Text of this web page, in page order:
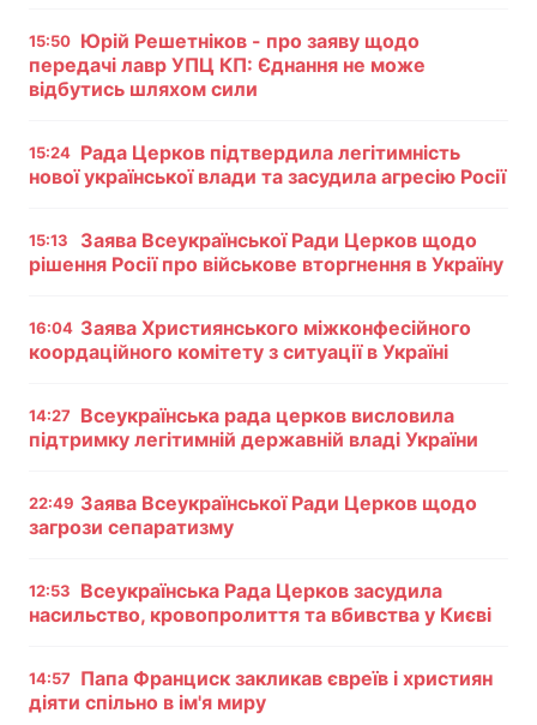
Тема оформлення
15:50 Юрій Решетніков - про заяву щодо
передачі лавр УПЦ КП: Єднання не може
відбутись шляхом сили
15:24 Рада Церков підтвердила легітимність
нової української влади та засудила агресію Росії
15:13
Заява Всеукраїнської Ради Церков щодо
рішення Росії про військове вторгнення в Україну
16:04 Заява Християнського міжконфесійного
коордаційного комітету з ситуації в Україні
14:27
Всеукраїнська рада церков висловила
підтримку легітимній державній владі України
22:49 Заява Всеукраїнської Ради Церков щодо
загрози сепаратизму
12:53
Всеукраїнська Рада Церков засудила
насильство, кровопролиття та вбивства у Києві
14:57
Папа Франциск закликав євреїв і християн
діяти спільно в ім'я миру